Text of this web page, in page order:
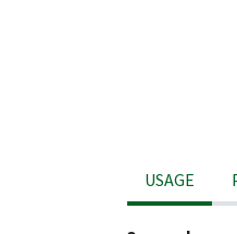
USAGE